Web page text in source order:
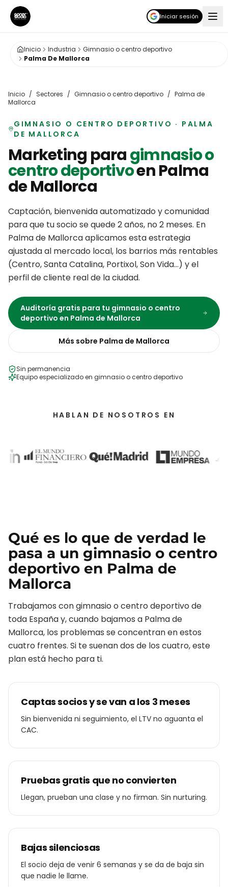
Iniciar sesión
Inicio Industria
Gimnasio o centro deportivo
Palma De Mallorca
Inicio / Sectores / Gimnasio o centro deportivo / Palma de
Mallorca
GIMNASIO O CENTRO DEPORTIVO · PALMA
DE MALLORCA
Marketing paragimnasio o
centro deportivoenPalma
de Mallorca
Captación, bienvenida automatizado y comunidad
para que tu socio se quede 2 años, no 2 meses. En
Palma de Mallorcaaplicamos esta estrategia
ajustada al mercado local, los barrios más rentables
(Centro, Santa Catalina, Portixol, Son Vida…) y el
perfil de cliente real de la ciudad.
Auditoría gratis para tu gimnasio o centro
deportivo en Palma de Mallorca
Más sobre Palma de Mallorca
Sin permanencia
Equipo especializado en gimnasio o centro deportivo
HABLAN DE NOSOTROS EN
Qué es lo que de verdad le
pasa a un gimnasio o centro
deportivo en Palma de
Mallorca
Trabajamos congimnasio o centro deportivo de
toda España y, cuando bajamos a Palma de
Mallorca, los problemas se concentran en estos
cuatro frentes. Si te suenan dos de los cuatro, este
plan está hecho para ti.
Captas socios y se van a los 3 meses
Sin bienvenida ni seguimiento, el LTV no aguanta el
CAC.
Pruebas gratis que no convierten
Llegan, prueban una clase y no firman. Sin nurturing.
Bajas silenciosas
El socio deja de venir 6 semanas y se da de baja sin
que nadie le llame.